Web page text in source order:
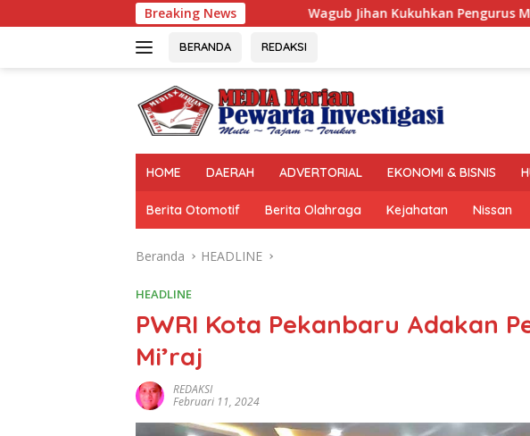
ke
Breaking News
Wagub Jihan Kukuhkan Pengurus Mabigus dan Pembina
BERANDA REDAKSI
HOME DAERAH ADVERTORIAL EKONOMI & BISNIS
Berita Otomotif Berita Olahraga Kejahatan Nissan
Beranda HEADLINE
HEADLINE
PWRI Kota Pekanbaru Adakan
Mi’raj
REDAKSI
Februari 11, 2024